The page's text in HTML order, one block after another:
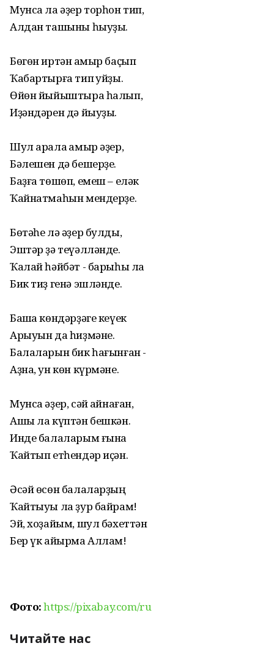
Мунса ла әҙер торһон тип,
Алдан ташыны һыуҙы.
Бөгөн иртән ҡамыр баҫып
Ҡабартырға тип ҡуйҙы.
Өйөн йыйыштыра һалып,
Иҙәндәрен дә йыуҙы.
Шул арала ҡамыр әҙер,
Бәлешен дә бешерҙе.
Баҙға төшөп, емеш – еләк
Ҡайнатмаһын мендерҙе.
Бөтәһе лә әҙер булды,
Эштәр ҙә теүәлләнде.
Ҡалай һәйбәт - барыһы ла
Бик тиҙ генә эшләнде.
Башҡа көндәрҙәге кеүек
Арыуын да һиҙмәне.
Балаларын бик һағынған -
Аҙна, ун көн күрмәне.
Мунса әҙер, сәй ҡайнаған,
Ашы ла күптән бешкән.
Инде балаларым ғына
Ҡайтып етһендәр иҫән.
Әсәй өсөн балаларҙың
Ҡайтыуы ла ҙур байрам!
Эй, хоҙайым, шул бәхеттән
Бер үк айырма Аллам!
Фото:https://pixabay.com/ru
Читайте нас